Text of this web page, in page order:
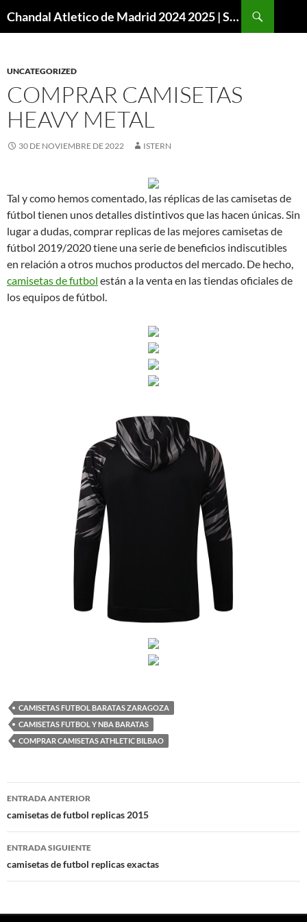
Chandal Atletico de Madrid 2024 2025 | SuperVigo
UNCATEGORIZED
COMPRAR CAMISETAS
HEAVY METAL
30 DE NOVIEMBRE DE 2022 ISTERN
Tal y como hemos comentado, las réplicas de las camisetas de
fútbol tienen unos detalles distintivos que las hacen únicas. Sin
lugar a dudas, comprar replicas de las mejores camisetas de
fútbol 2019/2020 tiene una serie de beneficios indiscutibles
en relación a otros muchos productos del mercado. De hecho,
camisetas de futbol están a la venta en las tiendas oficiales de
los equipos de fútbol.
CAMISETAS FUTBOL BARATAS ZARAGOZA
CAMISETAS FUTBOL Y NBA BARATAS
COMPRAR CAMISETAS ATHLETIC BILBAO
Navegación
de
entradas
ENTRADA ANTERIOR
camisetas de futbol replicas 2015
ENTRADA SIGUIENTE
camisetas de futbol replicas exactas